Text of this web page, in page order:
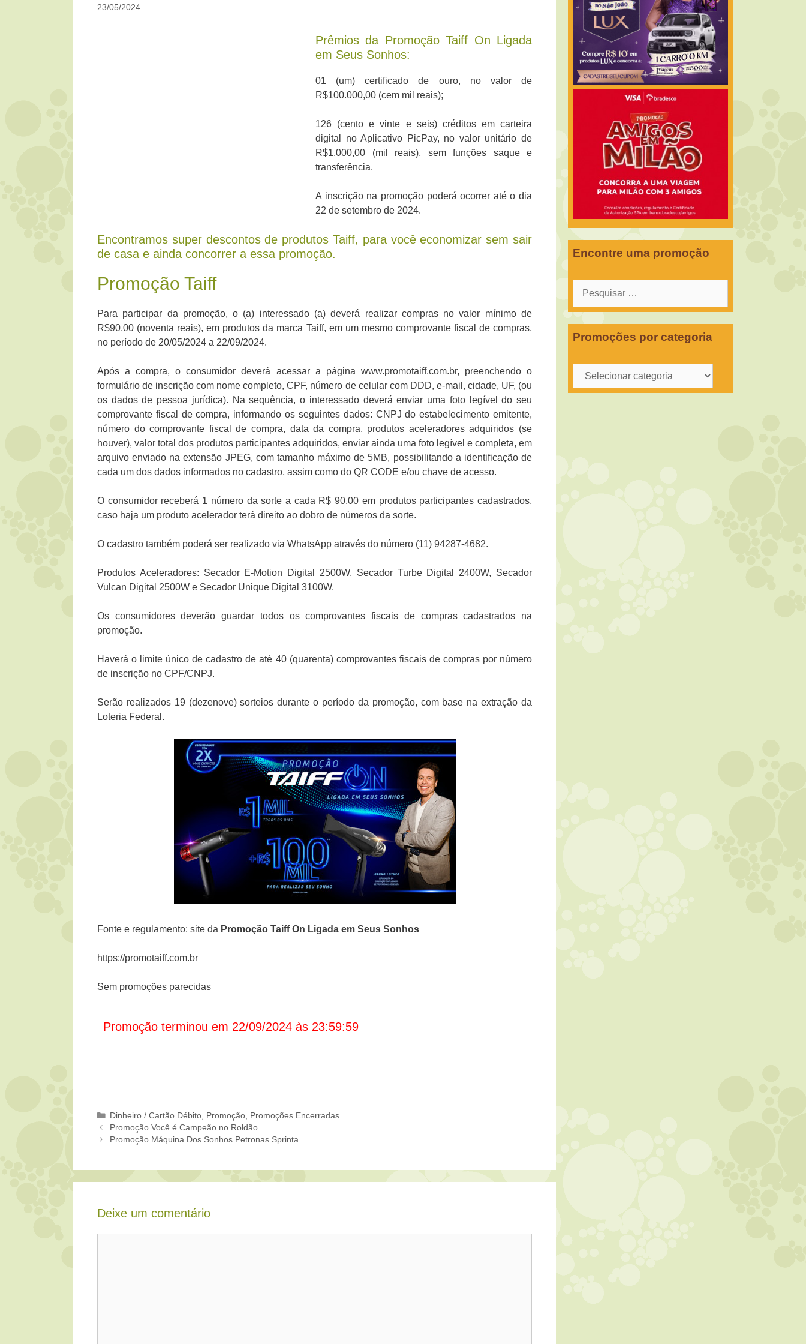
23/05/2024
Prêmios da Promoção Taiff On Ligada
em Seus Sonhos:
01 (um) certificado de ouro, no valor de
R$100.000,00 (cem mil reais);
126 (cento e vinte e seis) créditos em carteira
digital no Aplicativo PicPay, no valor unitário de
R$1.000,00 (mil reais), sem funções saque e
transferência.
A inscrição na promoção poderá ocorrer até o dia
22 de setembro de 2024.
Encontramos super descontos de produtos Taiff, para você economizar sem sair
de casa e ainda concorrer a essa promoção.
Promoção Taiff
Para participar da promoção, o (a) interessado (a) deverá realizar compras no valor mínimo de
R$90,00 (noventa reais), em produtos da marca Taiff, em um mesmo comprovante fiscal de compras,
no período de 20/05/2024 a 22/09/2024.
Após a compra, o consumidor deverá acessar a página www.promotaiff.com.br, preenchendo o
formulário de inscrição com nome completo, CPF, número de celular com DDD, e-mail, cidade, UF, (ou
os dados de pessoa jurídica). Na sequência, o interessado deverá enviar uma foto legível do seu
comprovante fiscal de compra, informando os seguintes dados: CNPJ do estabelecimento emitente,
número do comprovante fiscal de compra, data da compra, produtos aceleradores adquiridos (se
houver), valor total dos produtos participantes adquiridos, enviar ainda uma foto legível e completa, em
arquivo enviado na extensão JPEG, com tamanho máximo de 5MB, possibilitando a identificação de
cada um dos dados informados no cadastro, assim como do QR CODE e/ou chave de acesso.
O consumidor receberá 1 número da sorte a cada R$ 90,00 em produtos participantes cadastrados,
caso haja um produto acelerador terá direito ao dobro de números da sorte.
O cadastro também poderá ser realizado via WhatsApp através do número (11) 94287-4682.
Produtos Aceleradores: Secador E-Motion Digital 2500W, Secador Turbe Digital 2400W, Secador
Vulcan Digital 2500W e Secador Unique Digital 3100W.
Os consumidores deverão guardar todos os comprovantes fiscais de compras cadastrados na
promoção.
Haverá o limite único de cadastro de até 40 (quarenta) comprovantes fiscais de compras por número
de inscrição no CPF/CNPJ.
Serão realizados 19 (dezenove) sorteios durante o período da promoção, com base na extração da
Loteria Federal.
Fonte e regulamento: site da Promoção Taiff On Ligada em Seus Sonhos
https://promotaiff.com.br
Sem promoções parecidas
Promoção terminou em 22/09/2024 às 23:59:59
Categorias
Dinheiro / Cartão Débito Promoção Promoções Encerradas
Promoção Você é Campeão no Roldão
Promoção Máquina Dos Sonhos Petronas Sprinta
Deixe um comentário
Encontre uma promoção
Pesquisar
Promoções por categoria
Promoções
por